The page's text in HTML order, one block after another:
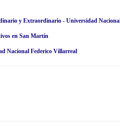
en San Martín
Nacional Federico Villarreal